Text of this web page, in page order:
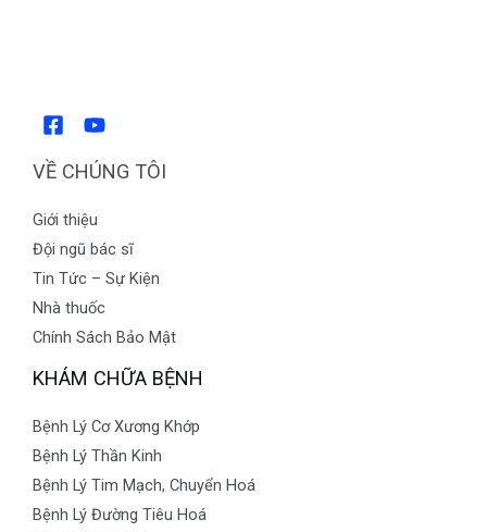
VỀ CHÚNG TÔI
Giới thiệu
Đội ngũ bác sĩ
Tin Tức – Sự Kiện
Nhà thuốc
Chính Sách Bảo Mật
KHÁM CHỮA BỆNH
Bệnh Lý Cơ Xương Khớp
Bệnh Lý Thần Kinh
Bệnh Lý Tim Mạch, Chuyển Hoá
Bệnh Lý Đường Tiêu Hoá